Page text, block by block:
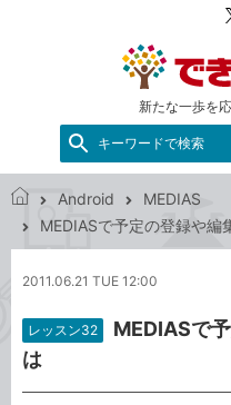
新たな一歩を
キーワードで検索
で
ネ
ト
Android
MEDIAS
MEDIASで予定の登録や編
2011.06.21 TUE 12:00
レッスン32
MEDIASで
は